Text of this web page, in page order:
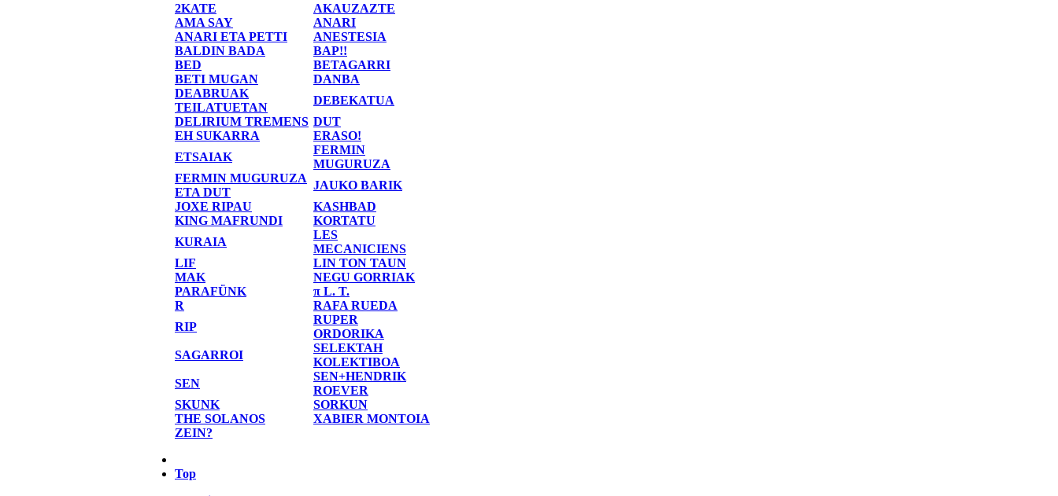
2KATE
AKAUZAZTE
AMA SAY
ANARI
ANARI ETA PETTI
ANESTESIA
BALDIN BADA
BAP!!
BED
BETAGARRI
BETI MUGAN
DANBA
DEABRUAK
TEILATUETAN
DEBEKATUA
DELIRIUM TREMENS DUT
EH SUKARRA
ERASO!
ETSAIAK
FERMIN
MUGURUZA
FERMIN MUGURUZA
ETA DUT
JAUKO BARIK
JOXE RIPAU
KASHBAD
KING MAFRUNDI
KORTATU
KURAIA
LES
MECANICIENS
LIF
LIN TON TAUN
MAK
NEGU GORRIAK
PARAFÜNK
π L. T.
R
RAFA RUEDA
RIP
RUPER
ORDORIKA
SAGARROI
SELEKTAH
KOLEKTIBOA
SEN
SEN+HENDRIK
ROEVER
SKUNK
SORKUN
THE SOLANOS
XABIER MONTOIA
ZEIN?
Top